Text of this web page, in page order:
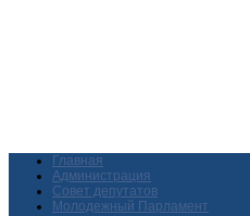
Главная
Администрация
Совет депутатов
Молодежный Парламент